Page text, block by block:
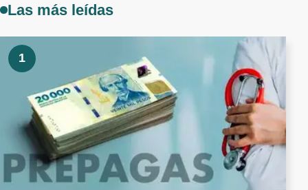
Las más leídas
1